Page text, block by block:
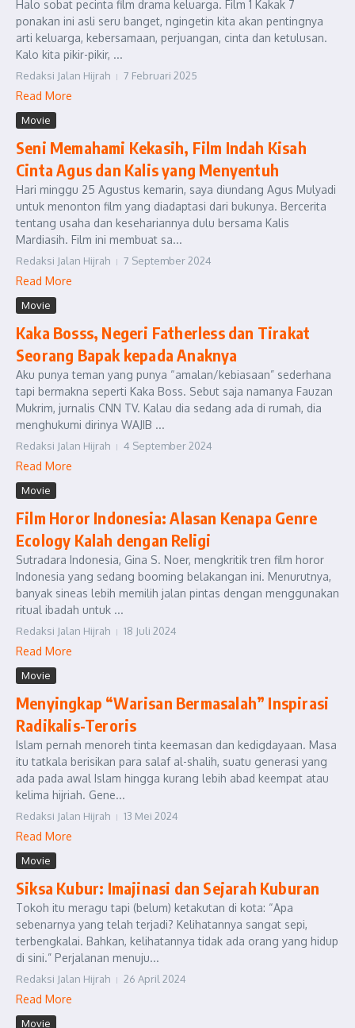
Halo sobat pecinta film drama keluarga. Film 1 Kakak 7
ponakan ini asli seru banget, ngingetin kita akan pentingnya
arti keluarga, kebersamaan, perjuangan, cinta dan ketulusan.
Kalo kita pikir-pikir, ...
Redaksi Jalan Hijrah 7 Februari 2025
Read More
Movie
Seni Memahami Kekasih, Film Indah Kisah
Cinta Agus dan Kalis yang Menyentuh
Hari minggu 25 Agustus kemarin, saya diundang Agus Mulyadi
untuk menonton film yang diadaptasi dari bukunya. Bercerita
tentang usaha dan kesehariannya dulu bersama Kalis
Mardiasih. Film ini membuat sa...
Redaksi Jalan Hijrah 7 September 2024
Read More
Movie
Kaka Bosss, Negeri Fatherless dan Tirakat
Seorang Bapak kepada Anaknya
Aku punya teman yang punya “amalan/kebiasaan” sederhana
tapi bermakna seperti Kaka Boss. Sebut saja namanya Fauzan
Mukrim, jurnalis CNN TV. Kalau dia sedang ada di rumah, dia
menghukumi dirinya WAJIB ...
Redaksi Jalan Hijrah 4 September 2024
Read More
Movie
Film Horor Indonesia: Alasan Kenapa Genre
Ecology Kalah dengan Religi
Sutradara Indonesia, Gina S. Noer, mengkritik tren film horor
Indonesia yang sedang booming belakangan ini. Menurutnya,
banyak sineas lebih memilih jalan pintas dengan menggunakan
ritual ibadah untuk ...
Redaksi Jalan Hijrah 18 Juli 2024
Read More
Movie
Menyingkap “Warisan Bermasalah” Inspirasi
Radikalis-Teroris
Islam pernah menoreh tinta keemasan dan kedigdayaan. Masa
itu tatkala berisikan para salaf al-shalih, suatu generasi yang
ada pada awal Islam hingga kurang lebih abad keempat atau
kelima hijriah. Gene...
Redaksi Jalan Hijrah 13 Mei 2024
Read More
Movie
Siksa Kubur: Imajinasi dan Sejarah Kuburan
Tokoh itu meragu tapi (belum) ketakutan di kota: “Apa
sebenarnya yang telah terjadi? Kelihatannya sangat sepi,
terbengkalai. Bahkan, kelihatannya tidak ada orang yang hidup
di sini.” Perjalanan menuju...
Redaksi Jalan Hijrah 26 April 2024
Read More
Movie